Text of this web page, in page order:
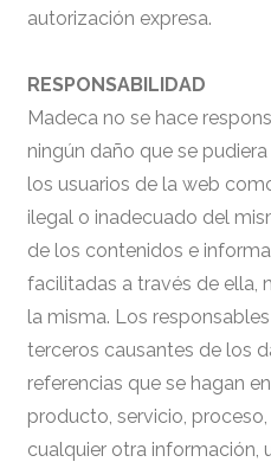
autorización expresa.
RESPONSABILIDAD
Madeca no se hace
ningún daño que se
los usuarios de la web
ilegal o inadecuado del
de los contenidos e
facilitadas a través de ella,
la misma. Los
terceros causantes de los
referencias que se hagan
producto, servicio,
cualquier otra información,